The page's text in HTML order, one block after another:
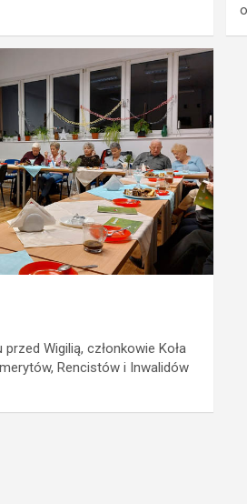
Wigilią, członkowie Koła
Rencistów i Inwalidów